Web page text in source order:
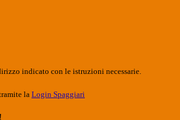
indicato con le istruzioni necessarie.
la Login Spaggiari